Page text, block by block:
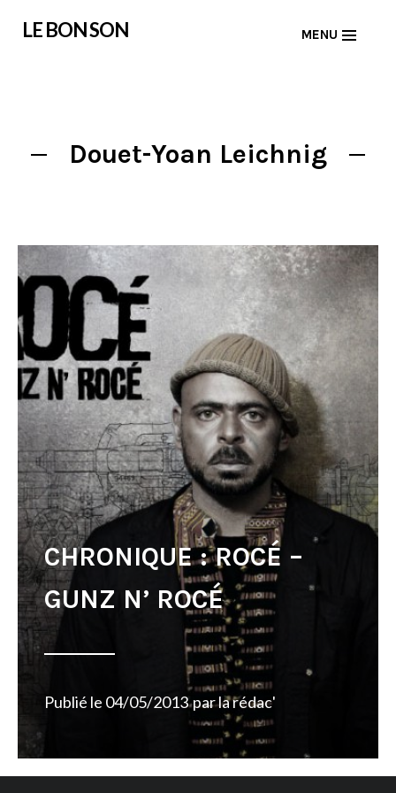
LE BON SON MENU
Douet-Yoan Leichnig
CHRONIQUE : ROCÉ –
GUNZ N’ ROCÉ
Publié le 04/05/2013 parla rédac'